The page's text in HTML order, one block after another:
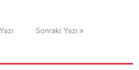
Sonraki Yazı »